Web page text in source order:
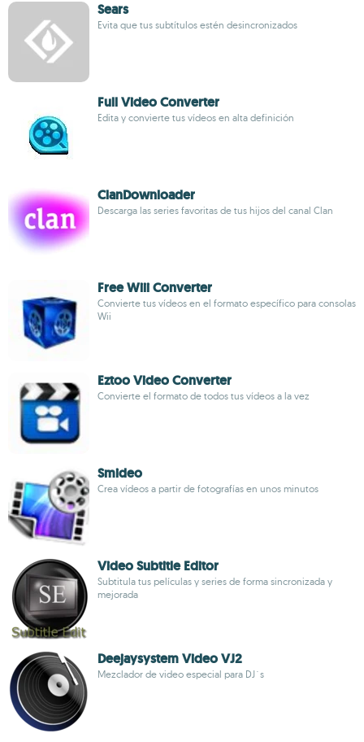
Sears
Evita que tus subtítulos estén desincronizados
Full Video Converter
Edita y convierte tus vídeos en alta definición
ClanDownloader
Descarga las series favoritas de tus hijos del canal Clan
Free Wiii Converter
Convierte tus vídeos en el formato específico para consolas
Wii
Eztoo Video Converter
Convierte el formato de todos tus vídeos a la vez
Smideo
Crea vídeos a partir de fotografías en unos minutos
Video Subtitle Editor
Subtitula tus películas y series de forma sincronizada y
mejorada
Deejaysystem Video VJ2
Mezclador de video especial para DJ´s